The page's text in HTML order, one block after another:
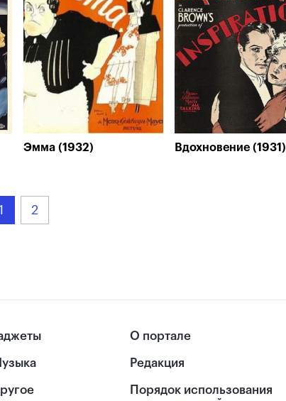
Эмма (1932) Вдохновение (1931)
2
О портале
Редакция
Порядок использования